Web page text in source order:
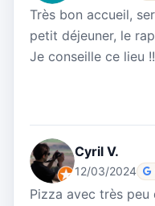
Très bon accueil,
petit déjeuner, le
Je conseille ce lieu !!
Cyril V.
12/03/2024
Pizza avec très